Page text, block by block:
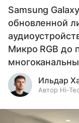
Samsung
обновленной
Микро RGB до
Ильдар
Автор Hi-